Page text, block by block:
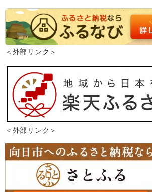
＜外部リンク＞
＜外部リンク＞